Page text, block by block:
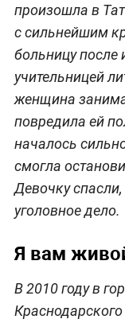
произошла в
с сильнейшим
больницу после
учительницей
женщина
повредила ей
началось
смогла
Девочку
уголовное дело.
Я вам
В 2010 году в